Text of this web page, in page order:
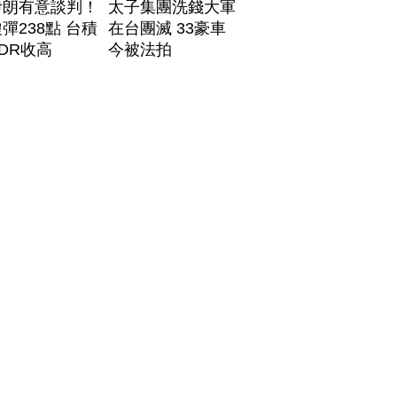
有意談判！
238點 台積
收高
太子集團洗錢大軍
在台團滅 33豪車
今被法拍